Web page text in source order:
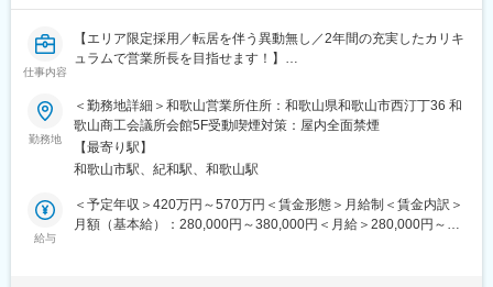
変更の範囲：無
仕事内容
【エリア限定採用／転居を伴う異動無し／2年間の充実したカリキ
ュラムで営業所長を目指せます！】
■業務内容
アクサアドバイザー（営業社員）の採用・育成・組織マネジメン
トを担当頂きます。優秀な社員を採用し研修、ロープレ、同行に
よる実践指導、対面実施より自立できる社員を育成し、支社長、
営業所長の指導の下、組織を拡大しマネジメントスキルを学んで
頂きます。
そして入社3年後を目標に営業所長へキャリアアップを目指してい
勤務地
＜勤務地詳細＞和歌山営業所住所：和歌山県和歌山市西汀丁36 和
歌山商工会議所会館5F受動喫煙対策：屋内全面禁煙
【最寄り駅】
和歌山市駅、紀和駅、和歌山駅
給与
＜予定年収＞420万円～570万円＜賃金形態＞月給制＜賃金内訳＞
月額（基本給）：280,000円～380,000円＜月給＞280,000円～